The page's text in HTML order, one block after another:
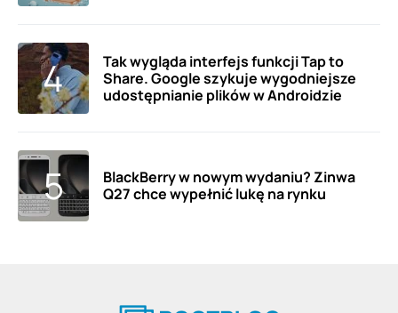
Tak wygląda interfejs funkcji Tap to
Share. Google szykuje wygodniejsze
udostępnianie plików w Androidzie
BlackBerry w nowym wydaniu? Zinwa
Q27 chce wypełnić lukę na rynku